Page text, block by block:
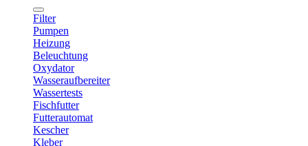
Filter
Pumpen
Heizung
Beleuchtung
Oxydator
Wasseraufbereiter
Wassertests
Fischfutter
Futterautomat
Kescher
Kleber